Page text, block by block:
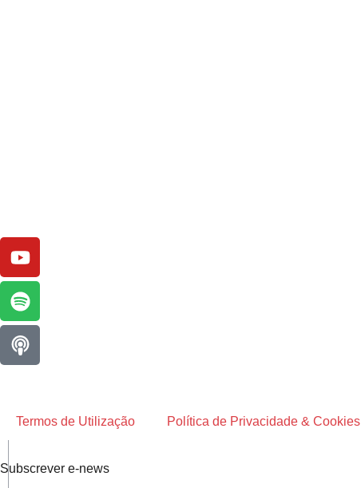
Termos de Utilização Política de Privacidade & Cookies
Subscrever e-news